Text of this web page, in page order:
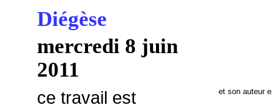
Diégèse
mercredi 8 juin
2011
ce travail est
et son auteur